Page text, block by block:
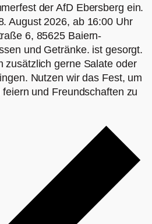
der AfD Ebersberg ein.
August 2026, ab 16:00 Uhr
6, 85625 Baiern-
und Getränke. ist gesorgt.
zusätzlich gerne Salate oder
Nutzen wir das Fest, um
und Freundschaften zu